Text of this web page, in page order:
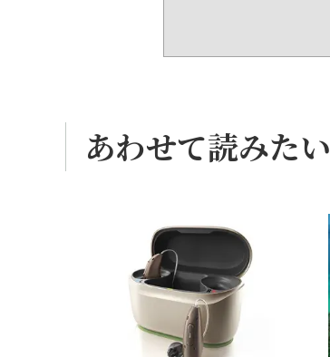
あわせて読みたい